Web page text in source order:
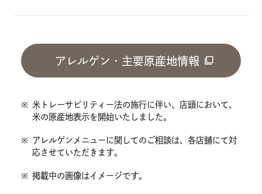
アレルゲン・主要原産地情報
※ 米トレーサビリティー法の施行に伴い、店頭において、
米の原産地表示を開始いたしました。
※ アレルゲンメニューに関してのご相談は、各店舗にて対
応させていただきます。
※ 掲載中の画像はイメージです。